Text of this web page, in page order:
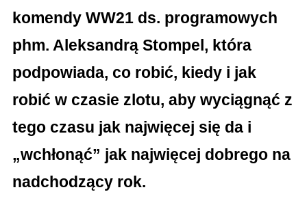
komendy WW21 ds. programowych
phm. Aleksandrą Stompel, która
podpowiada, co robić, kiedy i jak
robić w czasie zlotu, aby wyciągnąć z
tego czasu jak najwięcej się da i
„wchłonąć” jak najwięcej dobrego na
nadchodzący rok.